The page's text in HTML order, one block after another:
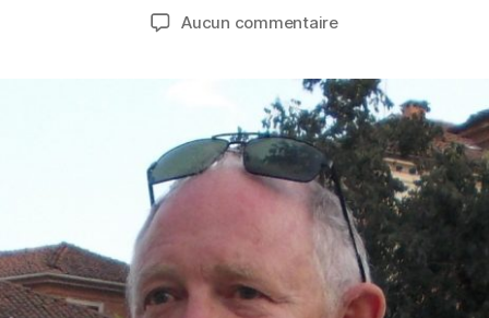
l’article
Aucun commentairesur